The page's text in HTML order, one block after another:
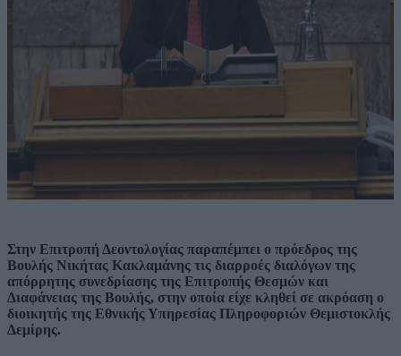
Στην Επιτροπή Δεοντολογίας παραπέμπει ο πρόεδρος της
Βουλής Νικήτας Κακλαμάνης τις διαρροές διαλόγων της
απόρρητης συνεδρίασης της Επιτροπής Θεσμών και
Διαφάνειας της Βουλής, στην οποία είχε κληθεί σε ακρόαση ο
διοικητής της Εθνικής Υπηρεσίας Πληροφοριών Θεμιστοκλής
Δεμίρης.